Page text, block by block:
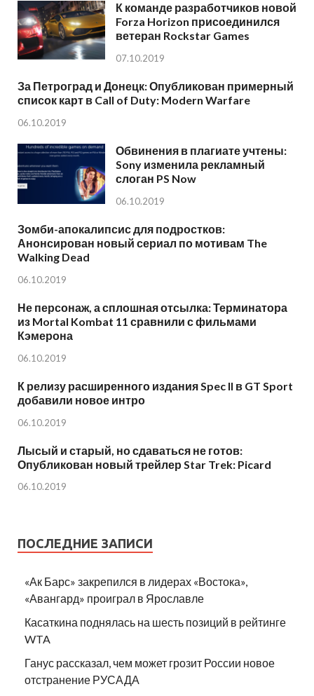
К команде разработчиков новой
Forza Horizon присоединился
ветеран Rockstar Games
07.10.2019
За Петроград и Донецк: Опубликован примерный
список карт в Call of Duty: Modern Warfare
06.10.2019
Обвинения в плагиате учтены:
Sony изменила рекламный
слоган PS Now
06.10.2019
Зомби-апокалипсис для подростков:
Анонсирован новый сериал по мотивам The
Walking Dead
06.10.2019
Не персонаж, а сплошная отсылка: Терминатора
из Mortal Kombat 11 сравнили с фильмами
Кэмерона
06.10.2019
К релизу расширенного издания Spec II в GT Sport
добавили новое интро
06.10.2019
Лысый и старый, но сдаваться не готов:
Опубликован новый трейлер Star Trek: Picard
06.10.2019
ПОСЛЕДНИЕ ЗАПИСИ
«Ак Барс» закрепился в лидерах «Востока»,
«Авангард» проиграл в Ярославле
Касаткина поднялась на шесть позиций в рейтинге
WTA
Ганус рассказал, чем может грозит России новое
отстранение РУСАДА